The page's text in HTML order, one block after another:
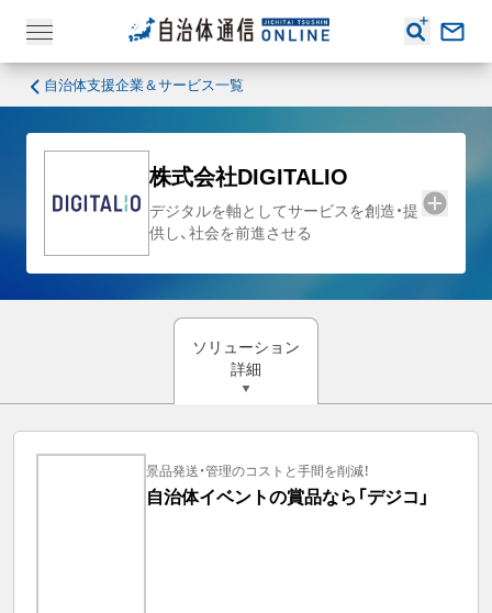
自治体支援企業＆サービス一覧
株式会社DIGITALIO
デジタルを軸としてサービスを創造・提
供し、社会を前進させる
ソリューション
詳細
景品発送・管理のコストと手間を削減！
自治体イベントの賞品なら「デジコ」